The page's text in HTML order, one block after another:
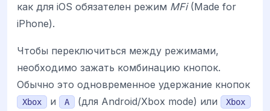
как для iOS обязателен режим MFi(Made for
iPhone).
Чтобы переключиться между режимами,
необходимо зажать комбинацию кнопок.
Обычно это одновременное удержание кнопок
Xbox и A (для Android/Xbox mode) или Xbox